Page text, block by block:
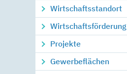
Wirtschaftsstandort
Wirtschaftsförderung
Projekte
Gewerbeflächen